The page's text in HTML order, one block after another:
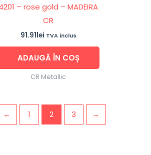
– rose gold – MADEIRA
CR
91.91lei TVA inclus
ADAUGĂ ÎN COȘ
CR Metallic
← 1 2 3 →